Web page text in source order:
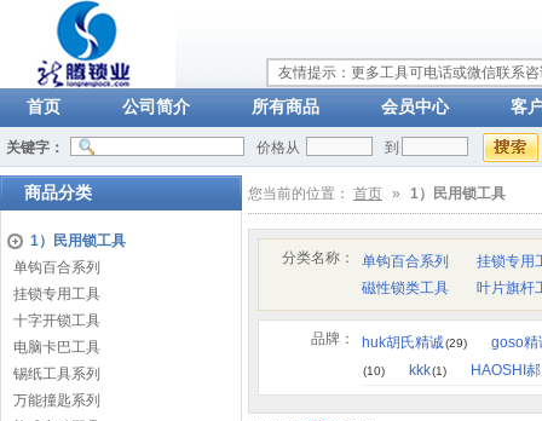
友情提示：更多工具可电话或微信联系
首页 公司简介 所有商品 会员中心 客
关键字： 价格从 到
商品分类
1）民用锁工具
单钩百合系列
挂锁专用工具
十字开锁工具
电脑卡巴工具
锡纸工具系列
万能撞匙系列
您当前的位置： 首页 » 1）民用锁工具
分类名称： 单钩百合系列
挂锁专用
磁性锁类工具
叶片旗杆
品牌： huk胡氏精诚(29) goso精
(10) kkk(1) HAOSHI